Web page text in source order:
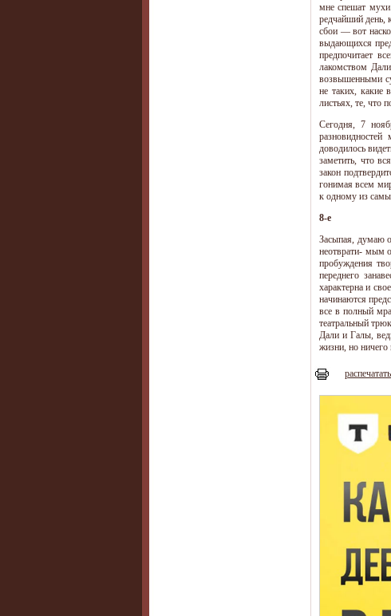
мне спешат
редчайший день,
сбои — вот
выдающихся
предпочитает
лакомством
возвышенными
не таких, какие
листьях, те, что
Сегодня, 7
доводилось
заметить, что
закон
гонимая всем
к одному из
8-е
Засыпая, думаю
неотврати- мым
пробуждения
переднего
характерна и
начинаются
все в полный
театральный
Дали и Галы,
жизни, но ничего
распечатать